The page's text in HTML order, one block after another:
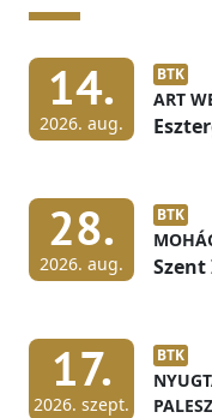
14.
2026. aug.
BTK
ART
28.
2026. aug.
BTK
Szent
17.
2026. szept.
BTK